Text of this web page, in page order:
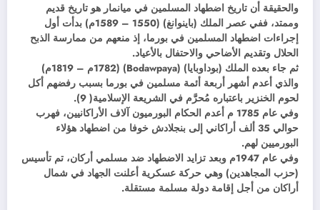
والحقيقة أن تاريخ اضطهاد المسلمين في ميانمار هو تاريخ قديم
وممتد، ففي عصر الملك (باينوانغ) (1550 – 1589م) بدأت أول
إجراءات اضطهاد المسلمين في بورما، إذ منعهم من ممارسة الذبح
الحلال وتقديم الأضاحي والاحتفال بالأعياد.
ثم جاء بعده الملك (بوداوبايا) (Bodawpaya) (1782م – 1819م)
والذي أعدم أشهر أربعة أئمة مسلمين في بورما بسبب رفضهم أكل
لحوم الخنزير باعتباره مُحرَّم في الشريعة الإسلامية( 9).
وفي عام 1785 م أعدم الحكام البورميون آلاف الأراكانيين، فهرب
حوالي 35 ألف أراكاني إلى بنجلادش خوفا من اضطهاد هؤلاء
البورميين لهم.
وفي عام 1947م وبعد تزايد الاضطهاد ضد مسلمي أركان، تم تأسيس
(حزب المجاهدين) وهي حركة عسكرية أعلنت الجهاد في شمال
أراكان من أجل إقامة دولة مسلمة مستقلة.